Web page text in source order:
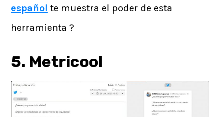
español te muestra el poder de esta
herramienta ?
5. Metricool